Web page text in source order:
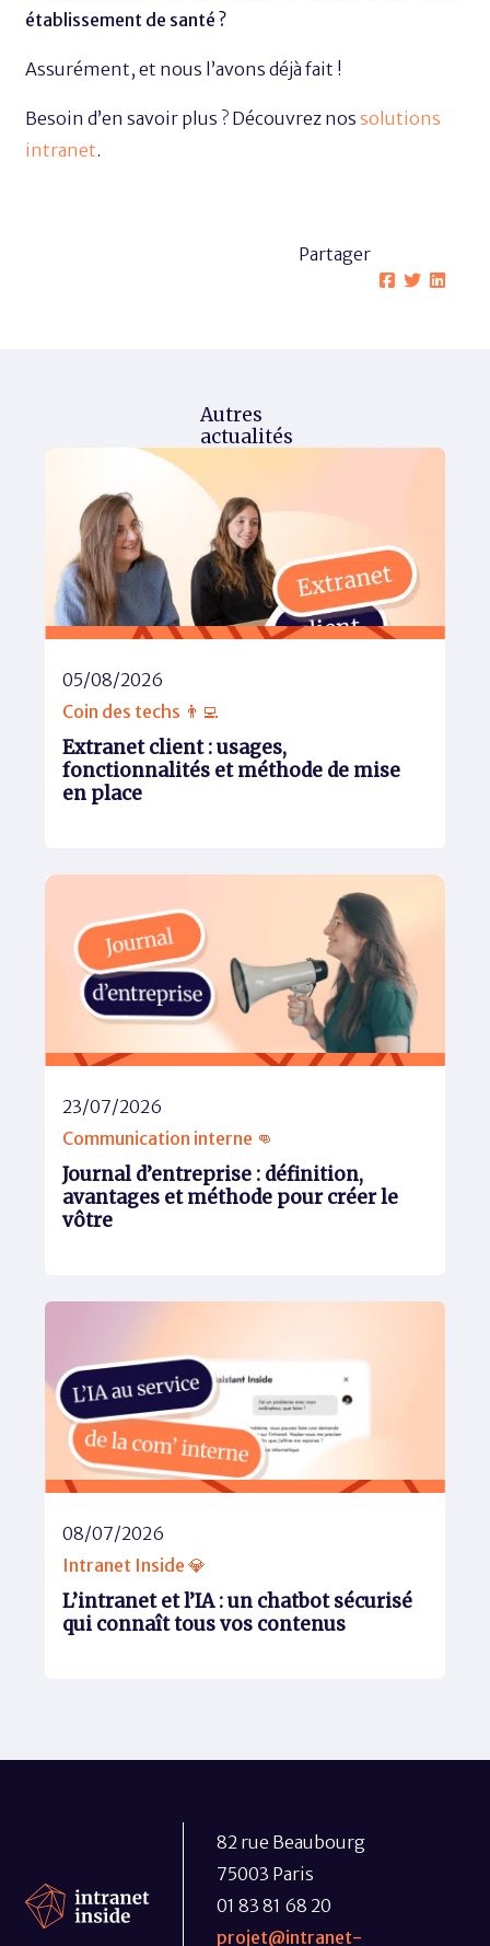
établissement de santé ?
Assurément, et nous l’avons déjà fait !
Besoin d’en savoir plus ? Découvrez nossolutions
intranet.
Partager
Autres
actualités
05/08/2026
Coin des techs 👨‍💻
Extranet client : usages,
fonctionnalités et méthode de mise
en place
23/07/2026
Communication interne 👊
Journal d’entreprise : définition,
avantages et méthode pour créer le
vôtre
08/07/2026
Intranet Inside 💎
L’intranet et l’IA : un chatbot sécurisé
qui connaît tous vos contenus
82 rue Beaubourg
75003 Paris
01 83 81 68 20
projet@intranet-